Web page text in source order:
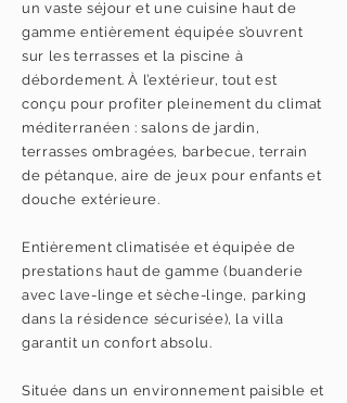
un vaste séjour et une cuisine haut de
gamme entièrement équipée s’ouvrent
sur les terrasses et la piscine à
débordement. À l’extérieur, tout est
conçu pour profiter pleinement du climat
méditerranéen : salons de jardin,
terrasses ombragées, barbecue, terrain
de pétanque, aire de jeux pour enfants et
douche extérieure.
Entièrement climatisée et équipée de
prestations haut de gamme (buanderie
avec lave-linge et sèche-linge, parking
dans la résidence sécurisée), la villa
garantit un confort absolu.
Située dans un environnement paisible et